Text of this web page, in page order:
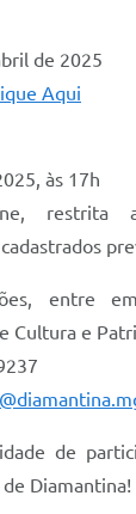
de 2025
Aqui
às 17h
restrita
entre
Cultura e
de
Diamantina!